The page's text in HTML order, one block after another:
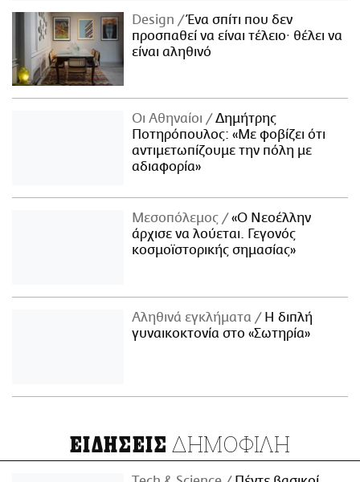
Design
Ένα σπίτι που δεν
προσπαθεί να είναι τέλειο· θέλει να
είναι αληθινό
Οι Αθηναίοι
Δημήτρης
Ποτηρόπουλος: «Με φοβίζει ότι
αντιμετωπίζουμε την πόλη με
αδιαφορία»
Μεσοπόλεμος
«Ο Νεοέλλην
άρχισε να λούεται. Γεγονός
κοσμοϊστορικής σημασίας»
Αληθινά εγκλήματα
Η διπλή
γυναικοκτονία στο «Σωτηρία»
ΕΙΔΗΣΕΙΣ ΔΗΜΟΦΙΛΗ